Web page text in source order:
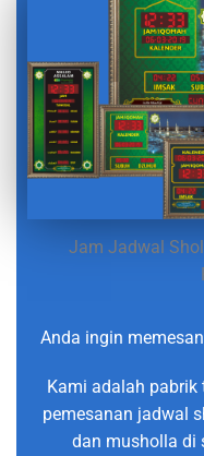
Jam Jadwal
Anda ingin memesan
Kami adalah pabrik
pemesanan jadwal
dan musholla di